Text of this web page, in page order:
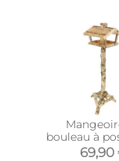
bouleau à
silo
69,90